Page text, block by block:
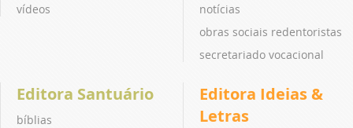
vídeos
notícias
obras sociais redentoristas
secretariado vocacional
Editora Santuário
bíblias
Editora Ideias &
Letras